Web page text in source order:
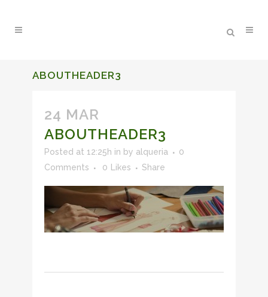
ABOUTHEADER3
24 MAR
ABOUTHEADER3
Posted at 12:25h in by alqueria
0
Comments
0 Likes Share